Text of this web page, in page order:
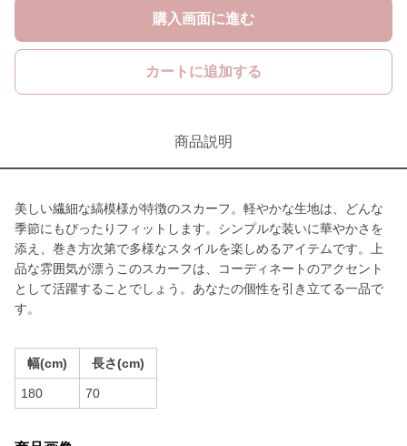
購入画面に進む
カートに追加する
商品説明
美しい繊細な縞模様が特徴のスカーフ。軽やかな生地は、どんな
季節にもぴったりフィットします。シンプルな装いに華やかさを
添え、巻き方次第で多様なスタイルを楽しめるアイテムです。上
品な雰囲気が漂うこのスカーフは、コーディネートのアクセント
として活躍することでしょう。あなたの個性を引き立てる一品で
す。
幅(cm) 長さ(cm)
180 70